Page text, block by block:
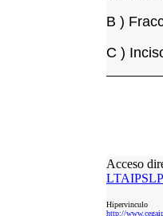
B )
C )
Acceso
Hipervinculo
http://